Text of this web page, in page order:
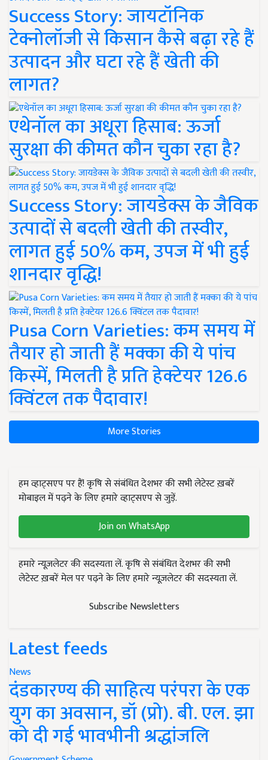
Success Story: जायटॉनिक
टेक्नोलॉजी से किसान कैसे बढ़ा रहे हैं
उत्पादन और घटा रहे हैं खेती की
लागत?
एथेनॉल का अधूरा हिसाब: ऊर्जा
सुरक्षा की कीमत कौन चुका रहा है?
Success Story: जायडेक्स के जैविक
उत्पादों से बदली खेती की तस्वीर,
लागत हुई 50% कम, उपज में भी हुई
शानदार वृद्धि!
Pusa Corn Varieties: कम समय में
तैयार हो जाती हैं मक्का की ये पांच
किस्में, मिलती है प्रति हेक्टेयर 126.6
क्विंटल तक पैदावार!
More Stories
हम व्हाट्सएप पर हैं! कृषि से संबंधित देशभर की सभी लेटेस्ट ख़बरें
मोबाइल में पढ़ने के लिए हमारे व्हाट्सएप से जुड़ें.
Join on WhatsApp
हमारे न्यूज़लेटर की सदस्यता लें. कृषि से संबंधित देशभर की सभी
लेटेस्ट ख़बरें मेल पर पढ़ने के लिए हमारे न्यूज़लेटर की सदस्यता लें.
Subscribe Newsletters
Latest feeds
News
दंडकारण्य की साहित्य परंपरा के एक
युग का अवसान, डॉ (प्रो). बी. एल. झा
को दी गई भावभीनी श्रद्धांजलि